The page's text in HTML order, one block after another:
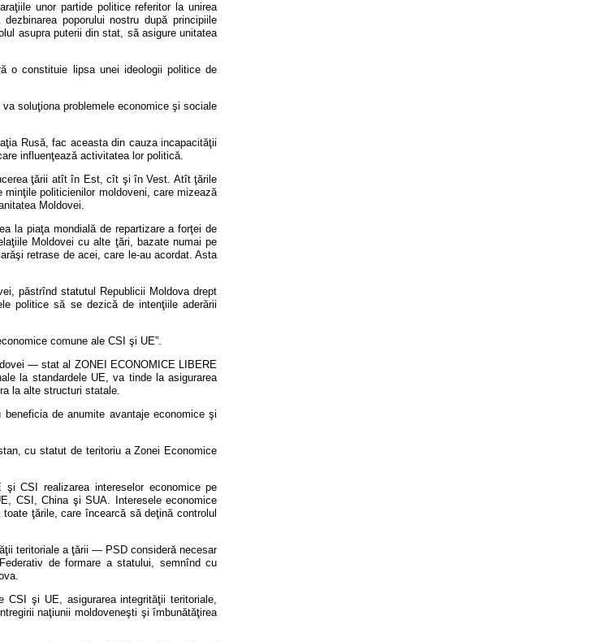
unor partide politice referitor la unirea
poporului nostru după principiile
asupra puterii din stat, să asigure unitatea
o constituie lipsa unei ideologii politice de
soluţiona problemele economice şi sociale
Rusă, fac aceasta din cauza incapacităţii
influenţează activitatea lor politică.
ţării atît în Est, cît şi în Vest. Atît ţările
politicienilor moldoveni, care mizează
Moldovei.
la piaţa mondială de repartizare a forţei de
Moldovei cu alte ţări, bazate numai pe
retrase de acei, care le-au acordat. Asta
păstrînd statutul Republicii Moldova drept
politice să se dezică de intenţiile aderării
comune ale CSI şi UE”.
— stat al ZONEI ECONOMICE LIBERE
la standardele UE, va tinde la asigurarea
la alte structuri statale.
de anumite avantaje economice şi
cu statut de teritoriu a Zonei Economice
şi CSI realizarea intereselor economice pe
CSI, China şi SUA. Interesele economice
ţările, care încearcă să deţină controlul
teritoriale a ţării — PSD consideră necesar
de formare a statului, semnînd cu
CSI şi UE, asigurarea integrităţii teritoriale,
naţiunii moldoveneşti şi îmbunătăţirea